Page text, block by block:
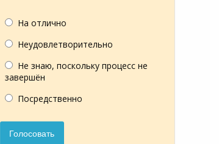
На отлично
Неудовлетворительно
Не знаю, поскольку процесс не
завершён
Посредственно
Голосовать